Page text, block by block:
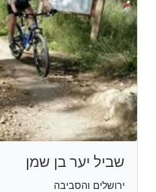
שביל יער בן שמן
ירושלים והסביבה